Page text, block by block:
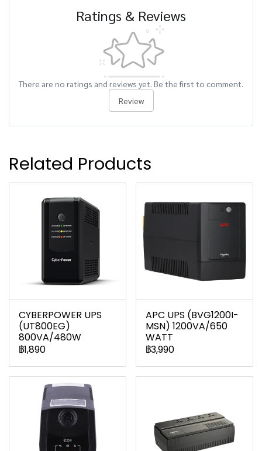
Ratings & Reviews
There are no ratings and reviews yet. Be the first to comment.
Review
Related Products
CYBERPOWER UPS
(UT800EG)
800VA/480W
฿1,890
APC UPS (BVG1200I-
MSN) 1200VA/650
WATT
฿3,990